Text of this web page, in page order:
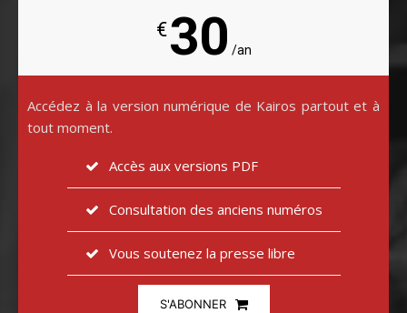
€30 /an
Accédez à la version numérique de Kairos partout et à
tout moment.
Accès aux versions PDF
Consultation des anciens numéros
Vous soutenez la presse libre
S'ABONNER